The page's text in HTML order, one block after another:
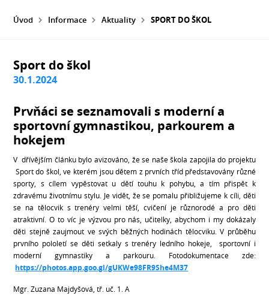
Úvod Informace Aktuality SPORT DO ŠKOL
Sport do škol
30.1.2024
Prvňáci se seznamovali s moderní a
sportovní gymnastikou, parkourem a
hokejem
V dřívějším článku bylo avizováno, že se naše škola zapojila do projektu
Sport do škol, ve kterém jsou dětem z prvních tříd představovány různé
sporty, s cílem vypěstovat u dětí touhu k pohybu, a tím přispět k
zdravému životnímu stylu. Je vidět, že se pomalu přibližujeme k cíli, děti
se na tělocvik s trenéry velmi těší, cvičení je různorodé a pro děti
atraktivní. O to víc je výzvou pro nás, učitelky, abychom i my dokázaly
děti stejně zaujmout ve svých běžných hodinách tělocviku. V průběhu
prvního pololetí se děti setkaly s trenéry ledního hokeje, sportovní i
moderní gymnastiky a parkouru. Fotodokumentace zde:
https://photos.app.goo.gl/gUKWe98FR9She4M37
Mgr. Zuzana Majdyšová, tř. uč. 1. A